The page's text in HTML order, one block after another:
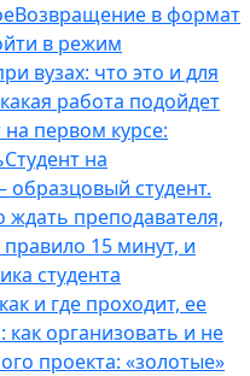
Возвращение в формат
в режим
вузах: что это и для
работа подойдет
первом курсе:
Студент на
студент.
ждать преподавателя,
15 минут, и
студента
и где проходит, ее
как организовать и не
проекта: «золотые»